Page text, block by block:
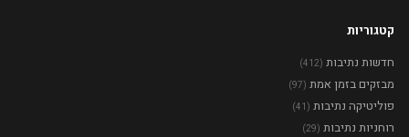
קטגוריות
חדשות נתיבות (412)
מבזקים בזמן אמת (97)
פוליטיקה נתיבות (41)
רוחניות נתיבות (29)